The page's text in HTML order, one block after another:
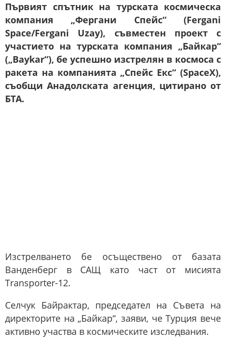
Първият спътник на турската космическа
компания „Фергани Спейс“ (Fergani
Space/Fergani Uzay), съвместен проект с
участието на турската компания „Байкар“
(„Baykar“), бе успешно изстрелян в космоса с
ракета на компанията „Спейс Екс“ (SpaceX),
съобщи Анадолската агенция, цитирано от
БТА.
Изстрелването бе осъществено от базата
Ванденберг в САЩ като част от мисията
Transporter-12.
Селчук Байрактар, председател на Съвета на
директорите на „Байкар“, заяви, че Турция вече
активно участва в космическите изследвания.